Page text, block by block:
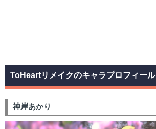
ToHeartリメイクのキャラプロフィール
神岸あかり